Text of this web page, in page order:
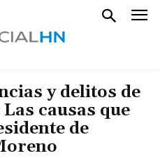
y delitos de
causas que
de